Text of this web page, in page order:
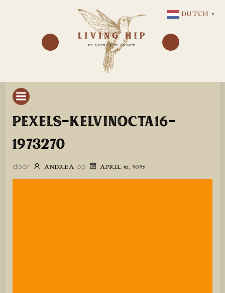
NAAR
DE
INHOUD
PEXELS-KELVINOCTA16-
1973270
door ANDREA op APRIL 16, 2025
DUTCH ▼